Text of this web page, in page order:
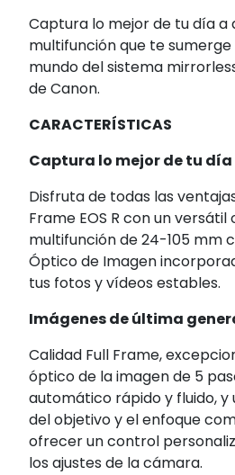
Captura lo mejor de tu día a
multifunción que te
mundo del sistema
de Canon.
CARACTERÍSTICAS
Captura lo mejor de tu
Disfruta de todas las
Frame EOS R con un versátil
multifunción de 24-105 mm
Óptico de Imagen
tus fotos y vídeos estables.
Imágenes de última
Calidad Full Frame,
óptico de la imagen de 5
automático rápido y fluido,
del objetivo y el enfoque
ofrecer un control
los ajustes de la cámara.